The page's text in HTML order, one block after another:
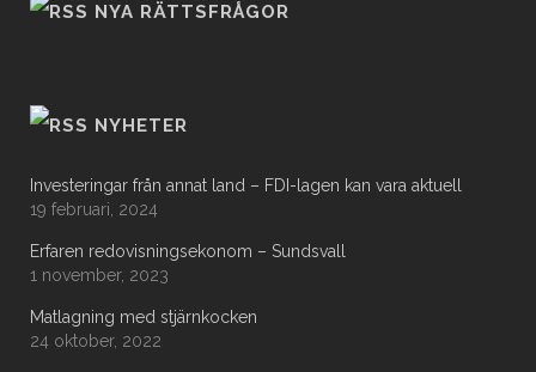
NYA RÄTTSFRÅGOR
NYHETER
Investeringar från annat land – FDI-lagen kan vara aktuell
19 februari, 2024
Erfaren redovisningsekonom – Sundsvall
1 november, 2023
Matlagning med stjärnkocken
24 oktober, 2022